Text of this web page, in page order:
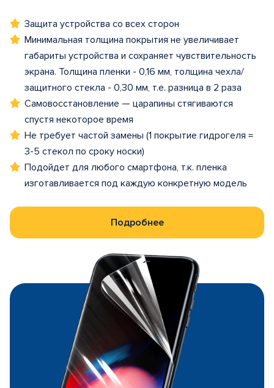
Защита устройства со всех сторон
Минимальная толщина покрытия не увеличивает
габариты устройства и сохраняет чувствительность
экрана. Толщина пленки - 0,16 мм, толщина чехла/
защитного стекла - 0,30 мм, т.е. разница в 2 раза
Самовосстановление — царапины стягиваются
спустя некоторое время
Не требует частой замены (1 покрытие гидрогеля =
3-5 стекол по сроку носки)
Подойдет для любого смартфона, т.к. пленка
изготавливается под каждую конкретную модель
Подробнее